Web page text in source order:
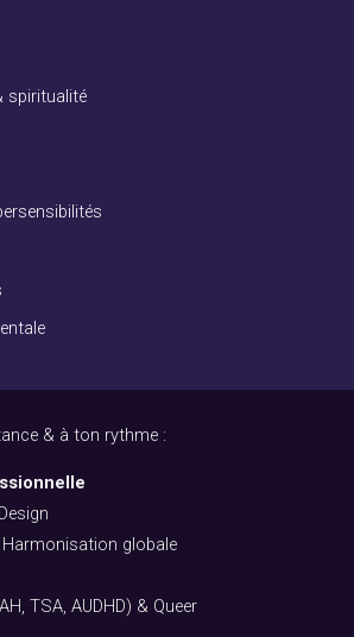
spiritualité
& à ton rythme :
globale
TSA, AUDHD) & Queer